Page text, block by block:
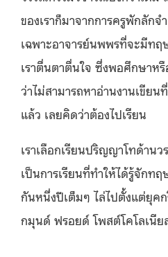
ของเราก็มาจากการครูพักลัก
เฉพาะอาจารย์นพพรที่จะมีทฤ
เราตื่นตาตื่นใจ ซึ่งพอศึกษาห
ว่าไม่สามารถหาอ่านงานเขีย
แล้ว เลยคิดว่าต้องไปเรียน
เราเลือกเรียนปริญญาโทด้าน
เป็นการเรียนที่ทำให้ได้รู้จักท
กันหนึ่งปีเต็มๆ ไล่ไปตั้งแต่ยุค
กมุนด์ ฟรอยด์ โพสต์โคโลเนีย